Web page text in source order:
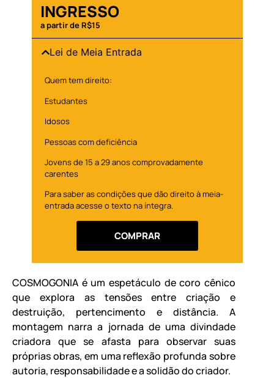
INGRESSO
a partir de R$15
Lei de Meia Entrada
Quem tem direito:
Estudantes
Idosos
Pessoas com deficiência
Jovens de 15 a 29 anos comprovadamente
carentes
Para saber as condições que dão direito à meia-
entrada acesse o texto na íntegra.
COMPRAR
COSMOGONIA é um espetáculo de coro cênico
que explora as tensões entre criação e
destruição, pertencimento e distância. A
montagem narra a jornada de uma divindade
criadora que se afasta para observar suas
próprias obras, em uma reflexão profunda sobre
autoria, responsabilidade e a solidão do criador.